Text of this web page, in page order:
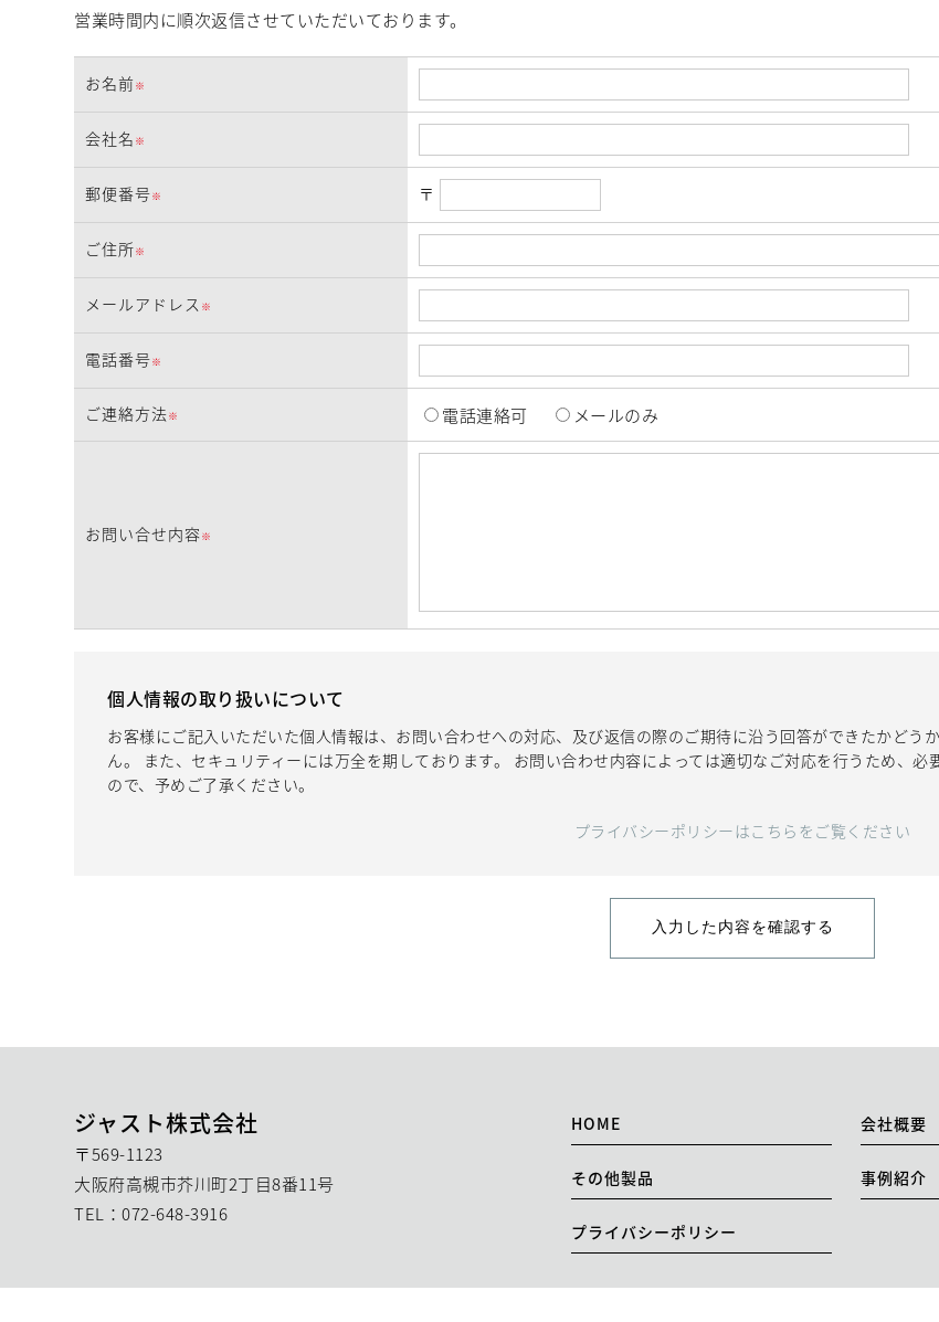
営業時間内に順次返信させていただいております。
お名前 ※
会社名 ※
郵便番号※ 〒
ご住所※
メールアドレス ※
電話番号※
ご連絡方法※ 電話連絡可 メールのみ
お問い合せ内容※
個人情報の取り扱いについて
お客様にご記入いただいた個人情報は、お問い合わせへの対応、及び返信の際のご期待に沿う回答ができたかどう
ん。 また、セキュリティーには万全を期しております。 お問い合わせ内容によっては適切なご対応を行うため、
ので、予めご了承ください。
プライバシーポリシーはこちらをご覧ください
ジャスト株式会社
〒569-1123
大阪府高槻市芥川町2丁目8番11号
TEL：072-648-3916
HOME 会社概要
その他製品 事例紹介
プライバシーポリシー